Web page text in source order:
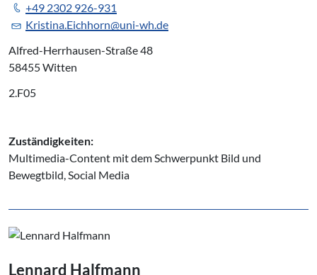
+49 2302 926-931
Kristina.Eichhorn@uni-wh.de
Alfred-Herrhausen-Straße 48
58455 Witten
2.F05
Zuständigkeiten:
Multimedia-Content mit dem Schwerpunkt Bild und
Bewegtbild, Social Media
Lennard Halfmann